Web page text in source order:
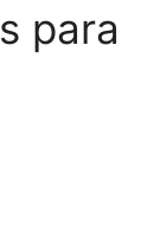
para